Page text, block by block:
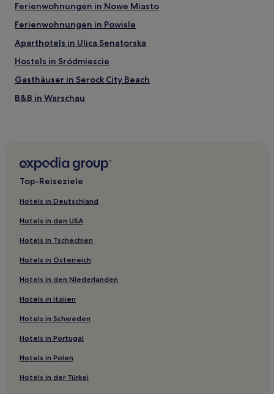
Ferienwohnungen in Nowe Miasto
Ferienwohnungen in Powisle
Aparthotels in Ulica Senatorska
Hostels in Sródmiescie
Gasthäuser in Serock City Beach
B&B in Warschau
5-Sterne-Hotels in Ulica Senatorska
3-Sterne-Hotels in Białołęka
3-Sterne-Hotels in Zoliborz
2-Sterne-Hotels in Bemowo
Luxus in Ursus
Hotels mit Parkplatz in Targowek
Hotels mit inbegriffenem Frühstück nahe Serock City
Luxus in Sródmiescie
Top-Reiseziele
Hotels in Deutschland
Hotels in den USA
Hotels in Tschechien
Hotels in Österreich
Hotels in den Niederlanden
Hotels in Italien
Hotels in Schweden
Hotels in Portugal
Hotels in Polen
Hotels in der Türkei